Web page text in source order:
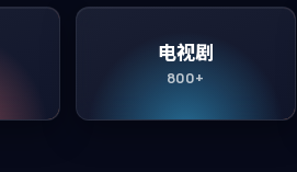
电视剧
800+